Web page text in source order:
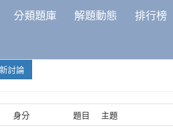
分類題庫 解題動態 排行榜
討論
身分 題目
主題